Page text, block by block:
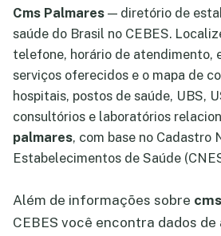
Cms Palmares — diretório de
saúde do Brasil no CEBES.
telefone, horário de atendimento,
serviços oferecidos e o mapa de
hospitais, postos de saúde, UBS,
consultórios e laboratórios
palmares, com base no Cadastro
Estabelecimentos de Saúde
Além de informações sobre
CEBES você encontra dados